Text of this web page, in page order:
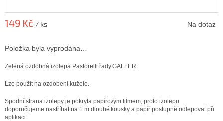
149 Kč / ks
cena:
Na dotaz
Položka byla vyprodána…
Zelená ozdobná izolepa Pastorelli řady GAFFER.
Lze použít na ozdobení kužele.
Spodní strana izolepy je pokryta papírovým filmem, proto izolepu
doporučujeme nastříhat na 1 m dlouhé kousky a papír postupně odlepovat při
aplikaci.